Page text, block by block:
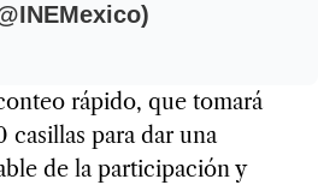
rápido, que tomará
para dar una
de la participación y